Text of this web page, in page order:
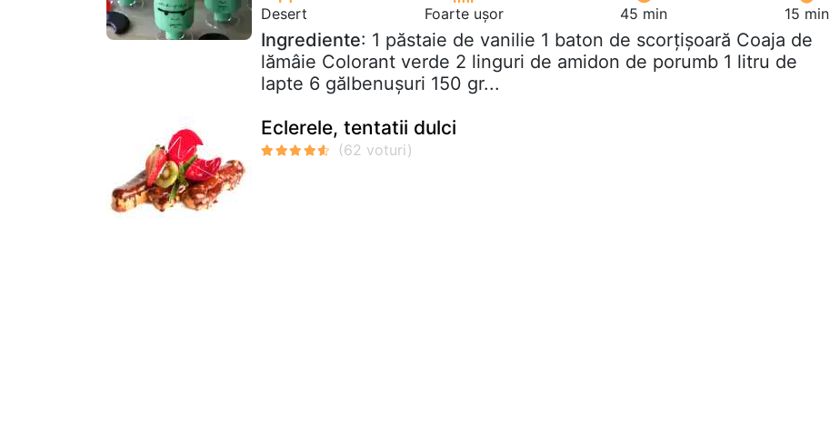
Desert Foarte ușor 45 min 15 min
Ingrediente: 1 păstaie de vanilie 1 baton de scorțișoară Coaja de
lămâie Colorant verde 2 linguri de amidon de porumb 1 litru de
lapte 6 gălbenușuri 150 gr...
Eclerele, tentatii dulci